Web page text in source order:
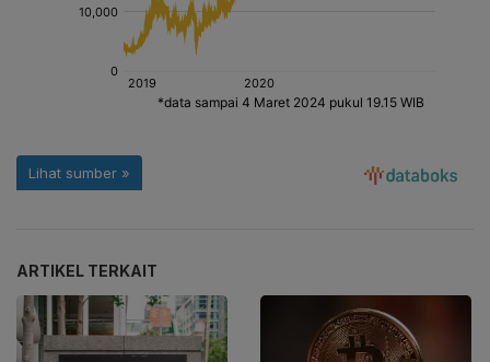
ARTIKEL TERKAIT